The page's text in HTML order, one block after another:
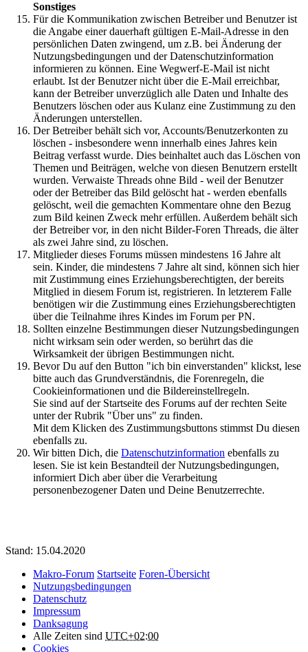
Sonstiges
Für die Kommunikation zwischen Betreiber und Benutzer ist
die Angabe einer dauerhaft gültigen E-Mail-Adresse in den
persönlichen Daten zwingend, um z.B. bei Änderung der
Nutzungsbedingungen und der Datenschutzinformation
informieren zu können. Eine Wegwerf-E-Mail ist nicht
erlaubt. Ist der Benutzer nicht über die E-Mail erreichbar,
kann der Betreiber unverzüglich alle Daten und Inhalte des
Benutzers löschen oder aus Kulanz eine Zustimmung zu den
Änderungen unterstellen.
Der Betreiber behält sich vor, Accounts/Benutzerkonten zu
löschen - insbesondere wenn innerhalb eines Jahres kein
Beitrag verfasst wurde. Dies beinhaltet auch das Löschen von
Themen und Beiträgen, welche von diesen Benutzern erstellt
wurden. Verwaiste Threads ohne Bild - weil der Benutzer
oder der Betreiber das Bild gelöscht hat - werden ebenfalls
gelöscht, weil die gemachten Kommentare ohne den Bezug
zum Bild keinen Zweck mehr erfüllen. Außerdem behält sich
der Betreiber vor, in den nicht Bilder-Foren Threads, die älter
als zwei Jahre sind, zu löschen.
Mitglieder dieses Forums müssen mindestens 16 Jahre alt
sein. Kinder, die mindestens 7 Jahre alt sind, können sich hier
mit Zustimmung eines Erziehungsberechtigten, der bereits
Mitglied in diesem Forum ist, registrieren. In letzterem Falle
benötigen wir die Zustimmung eines Erziehungsberechtigten
über die Teilnahme ihres Kindes im Forum per PN.
Sollten einzelne Bestimmungen dieser Nutzungsbedingungen
nicht wirksam sein oder werden, so berührt das die
Wirksamkeit der übrigen Bestimmungen nicht.
Bevor Du auf den Button "ich bin einverstanden" klickst, lese
bitte auch das Grundverständnis, die Forenregeln, die
Cookieinformationen und die Bildereinstellregeln.
Sie sind auf der Startseite des Forums auf der rechten Seite
unter der Rubrik "Über uns" zu finden.
Mit dem Klicken des Zustimmungsbuttons stimmst Du diesen
ebenfalls zu.
Wir bitten Dich, die Datenschutzinformation ebenfalls zu
lesen. Sie ist kein Bestandteil der Nutzungsbedingungen,
informiert Dich aber über die Verarbeitung
personenbezogener Daten und Deine Benutzerrechte.
Stand: 15.04.2020
Makro-Forum Startseite Foren-Übersicht
Nutzungsbedingungen
Datenschutz
Impressum
Danksagung
Alle Zeiten sind UTC+02:00
Cookies